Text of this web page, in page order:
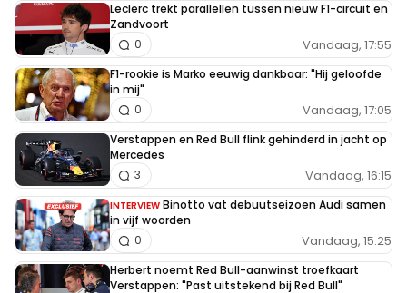
Leclerc trekt parallellen tussen nieuw F1-circuit en
Zandvoort
Vandaag, 17:55
0
F1-rookie is Marko eeuwig dankbaar: "Hij geloofde
in mij"
Vandaag, 17:05
0
Verstappen en Red Bull flink gehinderd in jacht op
Mercedes
Vandaag, 16:15
3
INTERVIEW Binotto vat debuutseizoen Audi samen
in vijf woorden
Vandaag, 15:25
0
Herbert noemt Red Bull-aanwinst troefkaart
Verstappen: "Past uitstekend bij Red Bull"